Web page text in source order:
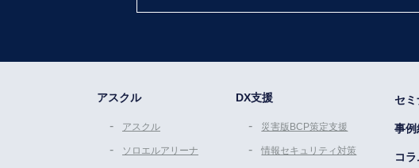
アスクル
アスクル
ソロエルアリーナ
DX支援
災害版BCP策定支援
情報セキュリティ対策
セミ
事例
コラ